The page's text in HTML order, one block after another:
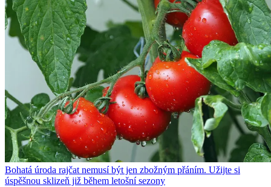
Bohatá úroda rajčat nemusí být jen zbožným přáním. Užijte si
úspěšnou sklizeň již během letošní sezony